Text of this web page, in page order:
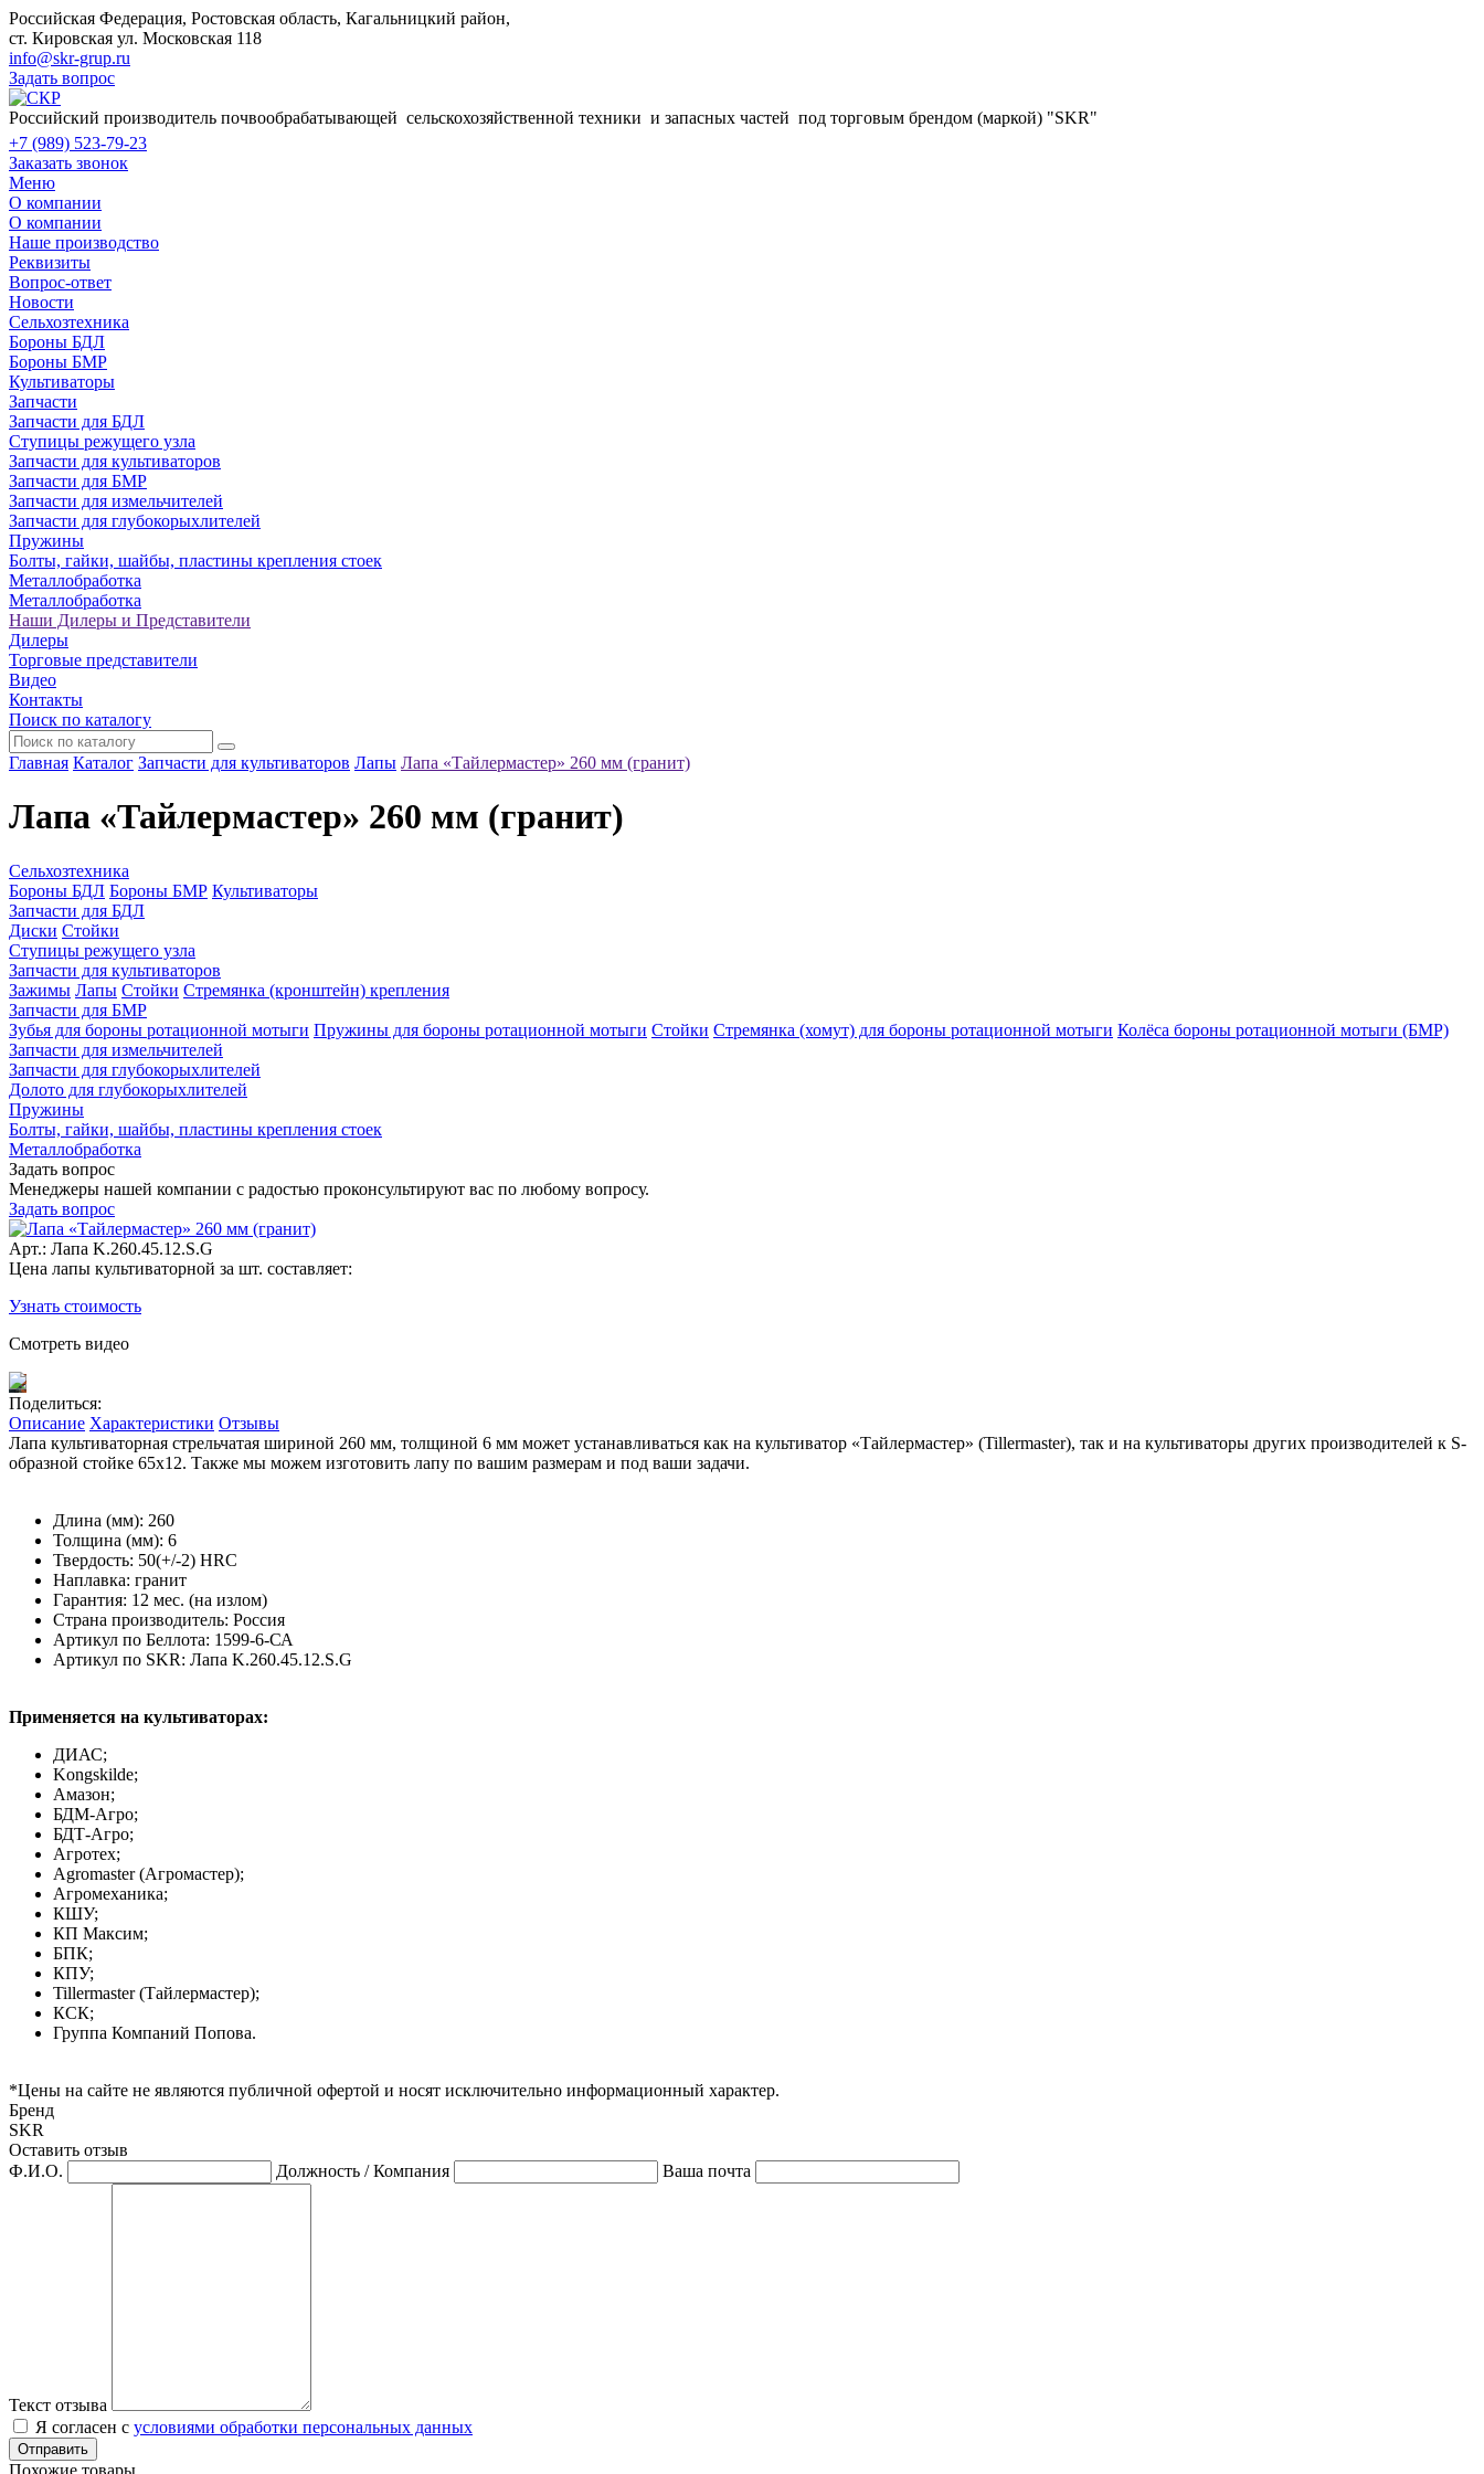
Российская Федерация, Ростовская область, Кагальницкий район,
ст. Кировская ул. Московская 118
info@skr-grup.ru
Задать вопрос
Российский производитель почвообрабатывающей сельскохозяйственной техники и запасных частей под торговым брендом (маркой) "SKR"
+7 (989) 523-79-23
Заказать звонок
Меню
О компании
О компании
Наше производство
Реквизиты
Вопрос-ответ
Новости
Сельхозтехника
Бороны БДЛ
Бороны БМР
Культиваторы
Запчасти
Запчасти для БДЛ
Ступицы режущего узла
Запчасти для культиваторов
Запчасти для БМР
Запчасти для измельчителей
Запчасти для глубокорыхлителей
Пружины
Болты, гайки, шайбы, пластины крепления стоек
Металлобработка
Металлобработка
Наши Дилеры и Представители
Дилеры
Торговые представители
Видео
Контакты
Поиск по каталогу
Главная Каталог Запчасти для культиваторов Лапы Лапа «Тайлермастер» 260 мм (гранит)
Лапа «Тайлермастер» 260 мм (гранит)
Сельхозтехника
Бороны БДЛ Бороны БМР Культиваторы
Запчасти для БДЛ
Диски Стойки
Ступицы режущего узла
Запчасти для культиваторов
Зажимы Лапы Стойки Стремянка (кронштейн) крепления
Запчасти для БМР
Зубья для бороны ротационной мотыги Пружины для бороны ротационной мотыги Стойки Стремянка (хомут) для бороны ротационной мотыги Колёса бороны ротационной мотыги (БМР)
Запчасти для измельчителей
Запчасти для глубокорыхлителей
Долото для глубокорыхлителей
Пружины
Болты, гайки, шайбы, пластины крепления стоек
Металлобработка
Задать вопрос
Менеджеры нашей компании с радостью проконсультируют вас по любому вопросу.
Задать вопрос
Арт.: Лапа K.260.45.12.S.G
Цена лапы культиваторной за шт. составляет:
Узнать стоимость
Смотреть видео
Поделиться:
Описание Характеристики Отзывы
Лапа культиваторная стрельчатая шириной 260 мм, толщиной 6 мм может устанавливаться как на культиватор «Тайлермастер» (Tillermaster), так и на культиваторы других производителей к S-
образной стойке 65х12. Также мы можем изготовить лапу по вашим размерам и под ваши задачи.
Длина (мм): 260
Толщина (мм): 6
Твердость: 50(+/-2) HRC
Наплавка: гранит
Гарантия: 12 мес. (на излом)
Страна производитель: Россия
Артикул по Беллота: 1599-6-СА
Артикул по SKR: Лапа K.260.45.12.S.G
Применяется на культиваторах:
ДИАС;
Kongskilde;
Амазон;
БДМ-Агро;
БДТ-Агро;
Агротех;
Agromaster (Агромастер);
Агромеханика;
КШУ;
КП Максим;
БПК;
КПУ;
Tillermaster (Тайлермастер);
КСК;
Группа Компаний Попова.
*Цены на сайте не являются публичной офертой и носят исключительно информационный характер.
Бренд
SKR
Оставить отзыв
Ф.И.О.
Должность / Компания Ваша почта
Текст отзыва
Я согласен с условиями обработки персональных данных
Отправить
Похожие товары